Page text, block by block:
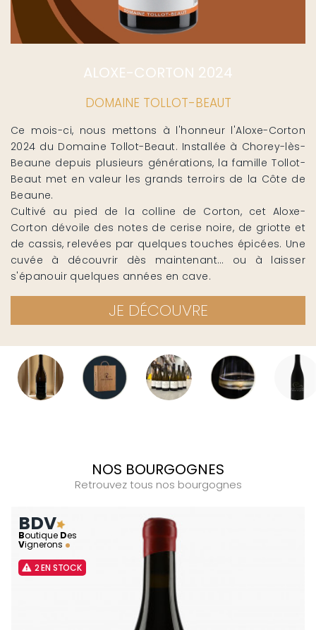
ALOXE-CORTON 2024
DOMAINE TOLLOT-BEAUT
Ce mois-ci, nous mettons à l'honneur l'Aloxe-Corton
2024 du Domaine Tollot-Beaut. Installée à Chorey-lès-
Beaune depuis plusieurs générations, la famille Tollot-
Beaut met en valeur les grands terroirs de la Côte de
Beaune.
Cultivé au pied de la colline de Corton, cet Aloxe-
Corton dévoile des notes de cerise noire, de griotte et
de cassis, relevées par quelques touches épicées. Une
cuvée à découvrir dès maintenant… ou à laisser
s'épanouir quelques années en cave.
JE DÉCOUVRE
NOS BOURGOGNES
Retrouvez tous nos bourgognes
BDV
Boutique Des
Vignerons
2 EN STOCK